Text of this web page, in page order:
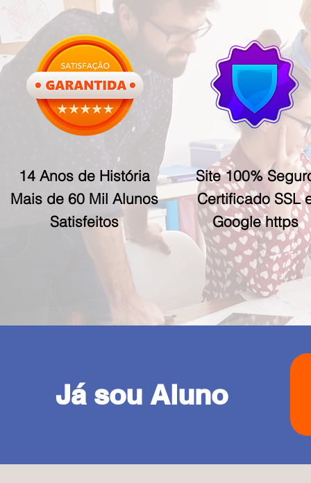
14 Anos de História
Mais de 60 Mil Alunos
Satisfeitos
Site 100%
Certificado SSL
Google https
Já sou Aluno